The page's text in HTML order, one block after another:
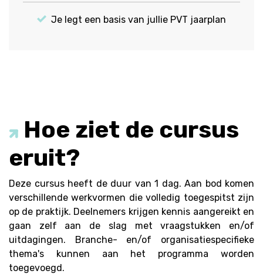
Je legt een basis van jullie PVT jaarplan
Hoe ziet de cursus
eruit?
Deze cursus heeft de duur van 1 dag. Aan bod komen
verschillende werkvormen die volledig toegespitst zijn
op de praktijk. Deelnemers krijgen kennis aangereikt en
gaan zelf aan de slag met vraagstukken en/of
uitdagingen. Branche- en/of organisatiespecifieke
thema's kunnen aan het programma worden
toegevoegd.